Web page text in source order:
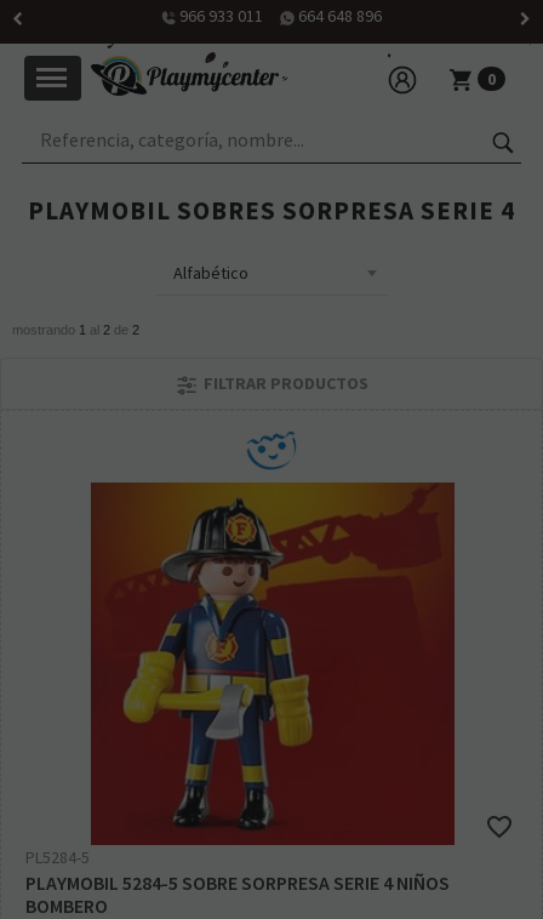
966 933 011 664 648 896
0
PLAYMOBIL SOBRES SORPRESA SERIE 4
mostrando 1 al 2 de 2
FILTRAR PRODUCTOS
PL5284-5
PLAYMOBIL 5284-5 SOBRE SORPRESA SERIE 4 NIÑOS
BOMBERO